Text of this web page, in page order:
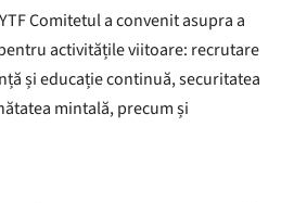
Comitetul a convenit asupra a
activitățile viitoare: recrutare
și educație continuă, securitatea
mintală, precum și